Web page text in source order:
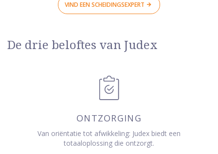
VIND EEN SCHEIDINGSEXPERT
De drie beloftes van Judex
ONTZORGING
Van oriëntatie tot afwikkeling: Judex biedt een
totaaloplossing die ontzorgt.